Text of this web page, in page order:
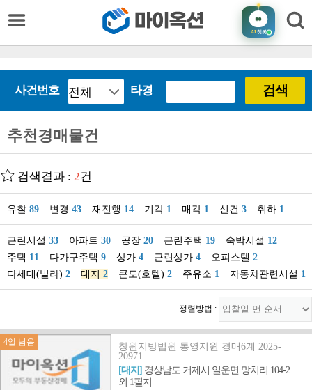
AI챗봇
사건번호 타경 검색
추천경매물건
검색결과 : 2건
유찰 89 변경 43 재진행 14 기각 1 매각 1 신건 3 취하 1
근린시설 33 아파트 30 공장 20 근린주택 19 숙박시설 12
주택 11 다가구주택 9 상가 4 근린상가 4 오피스텔 2
다세대(빌라) 2 대지 2 콘도(호텔) 2 주유소 1 자동차관련시설 1
정렬방법 :
4일 남음
창원지방법원 통영지원 경매6계 2025-
20971
[대지] 경상남도 거제시 일운면 망치리 104-2
외 1필지